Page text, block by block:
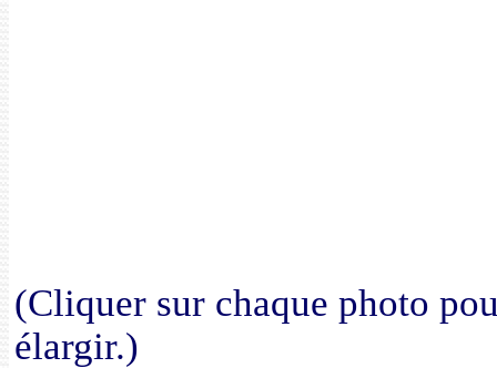
(Cliquer sur chaque photo
élargir.)